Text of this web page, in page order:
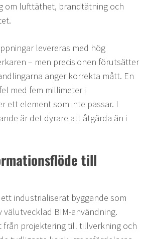
om lufttäthet, brandtätning och
levereras med hög
– men precisionen förutsätter
anger korrekta mått. En
med fem millimeter i
ett element som inte passar. I
är det dyrare att åtgärda än i
till
industrialiserat byggande som
välutvecklad BIM-användning.
projektering till tillverkning och